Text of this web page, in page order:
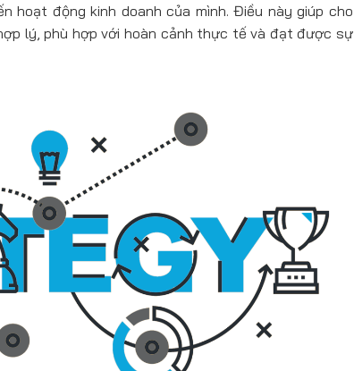
hoạt động kinh doanh của mình. Điều này giúp cho
lý, phù hợp với hoàn cảnh thực tế và đạt được sự